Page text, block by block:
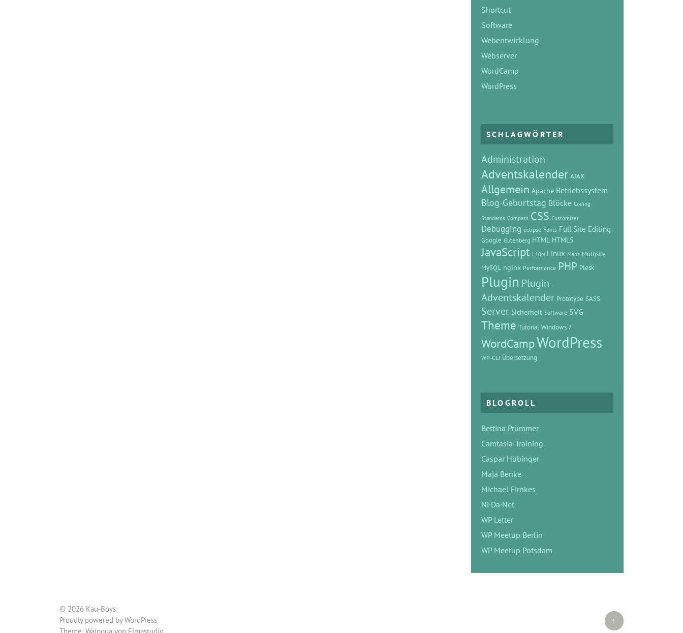
Shortcut
Software
Webentwicklung
Webserver
WordCamp
WordPress
SCHLAGWÖRTER
Administration
Adventskalender AJAX
Allgemein Apache Betriebssystem
Blog-Geburtstag Blöcke Coding
Standards Compass CSS Customizer
Debugging eclipse Fonts Full Site Editing
Google Gutenberg HTML HTML5
JavaScript L10N Linux Maps Multisite
MySQL nginx Performance PHP Plesk
Plugin Plugin-
Adventskalender Prototype SASS
Server Sicherheit Software SVG
Theme Tutorial Windows 7
WordCampWordPress
WP-CLI Übersetzung
BLOGROLL
Bettina Prümmer
Camtasia-Training
Caspar Hübinger
Maja Benke
Michael Firnkes
Ni·Da·Net
WP Letter
WP Meetup Berlin
WP Meetup Potsdam
© 2026 Kau-Boys
Proudly powered byWordPress
Top ↑